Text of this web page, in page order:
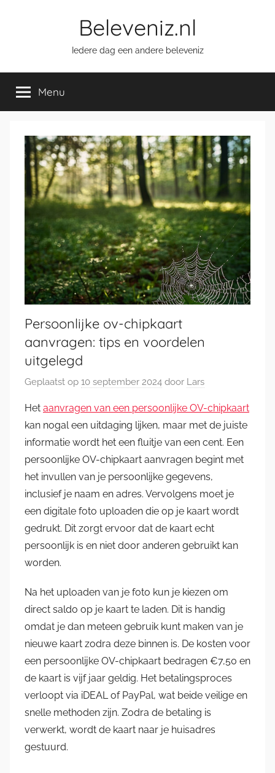
Beleveniz.nl
Iedere dag een andere beleveniz
Menu
Persoonlijke ov-chipkaart
aanvragen: tips en voordelen
uitgelegd
Geplaatst op 10 september 2024 door Lars
Het aanvragen van een persoonlijke OV-chipkaart
kan nogal een uitdaging lijken, maar met de juiste
informatie wordt het een fluitje van een cent. Een
persoonlijke OV-chipkaart aanvragen begint met
het invullen van je persoonlijke gegevens,
inclusief je naam en adres. Vervolgens moet je
een digitale foto uploaden die op je kaart wordt
gedrukt. Dit zorgt ervoor dat de kaart echt
persoonlijk is en niet door anderen gebruikt kan
worden.
Na het uploaden van je foto kun je kiezen om
direct saldo op je kaart te laden. Dit is handig
omdat je dan meteen gebruik kunt maken van je
nieuwe kaart zodra deze binnen is. De kosten voor
een persoonlijke OV-chipkaart bedragen €7,50 en
de kaart is vijf jaar geldig. Het betalingsproces
verloopt via iDEAL of PayPal, wat beide veilige en
snelle methoden zijn. Zodra de betaling is
verwerkt, wordt de kaart naar je huisadres
gestuurd.